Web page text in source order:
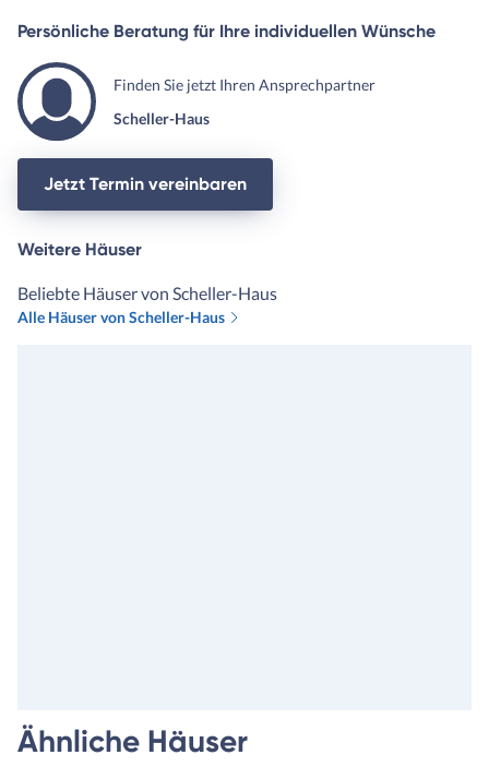
Persönliche Beratung für Ihre individuellen Wünsche
Finden Sie jetzt Ihren Ansprechpartner
Scheller-Haus
Jetzt Termin vereinbaren
Weitere Häuser
Beliebte Häuser von Scheller-Haus
Alle Häuser von Scheller-Haus
Ähnliche Häuser